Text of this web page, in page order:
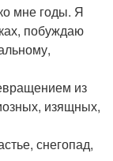
мне годы. Я
побуждаю
из
изящных,
снегопад,